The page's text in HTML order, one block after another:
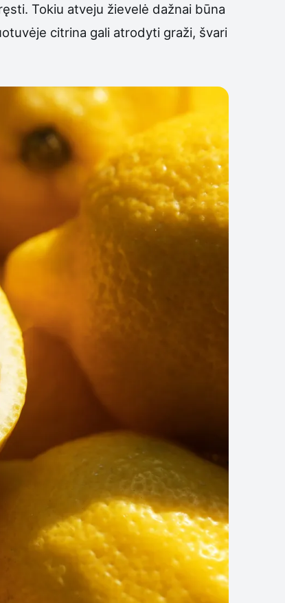
Tokiu atveju žievelė dažnai būna
citrina gali atrodyti graži, švari